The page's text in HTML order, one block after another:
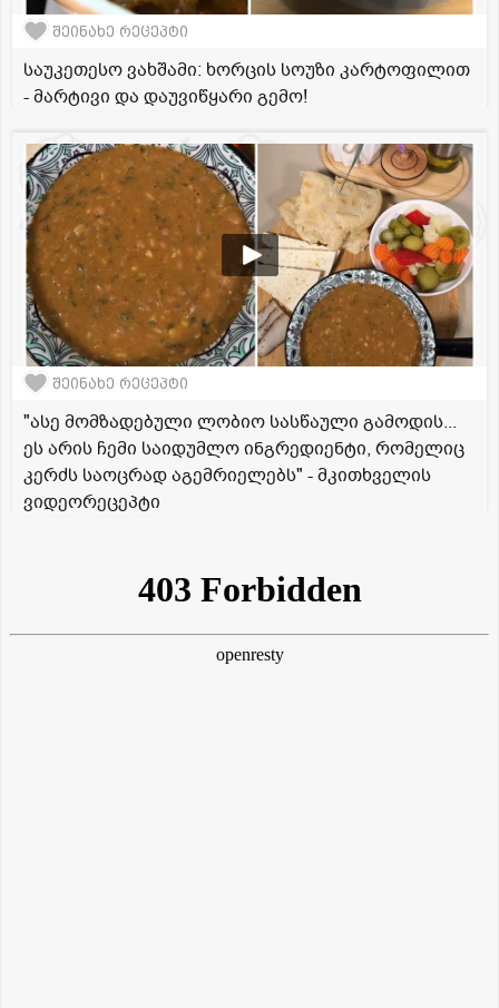
შეინახე რეცეპტი
საუკეთესო ვახშამი: ხორცის სოუზი კარტოფილით
- მარტივი და დაუვიწყარი გემო!
შეინახე რეცეპტი
"ასე მომზადებული ლობიო სასწაული გამოდის...
ეს არის ჩემი საიდუმლო ინგრედიენტი, რომელიც
კერძს საოცრად აგემრიელებს" - მკითხველის
ვიდეორეცეპტი